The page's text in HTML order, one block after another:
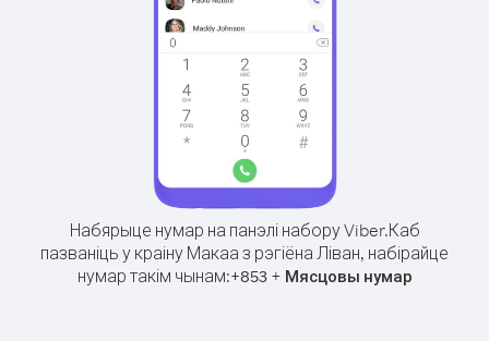
Набярыце нумар на панэлі набору Viber.Каб
пазваніць у краіну Макаа з рэгіёна Ліван, набірайце
нумар такім чынам:+853+ Мясцовы нумар